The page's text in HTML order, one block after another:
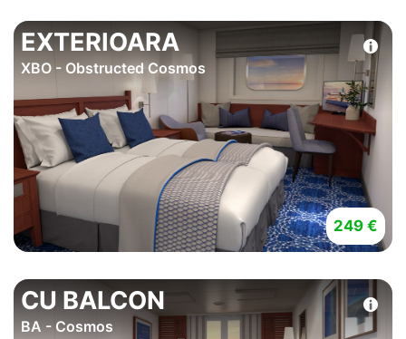
EXTERIOARA
XBO - Obstructed Cosmos
249 €
CU BALCON
BA - Cosmos